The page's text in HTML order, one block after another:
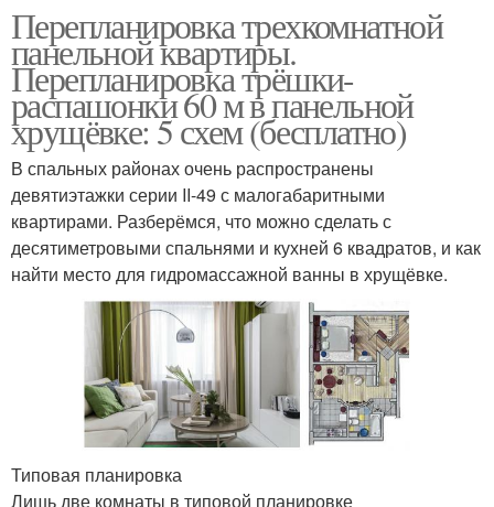
Перепланировка трехкомнатной
панельной квартиры.
Перепланировка трёшки-
распашонки 60 м в панельной
хрущёвке: 5 схем (бесплатно)
В спальных районах очень распространены
девятиэтажки серии II-49 с малогабаритными
квартирами. Разберёмся, что можно сделать с
десятиметровыми спальнями и кухней 6 квадратов, и как
найти место для гидромассажной ванны в хрущёвке.
Типовая планировка
Лишь две комнаты в типовой планировке